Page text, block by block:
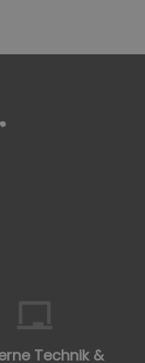
Technik &